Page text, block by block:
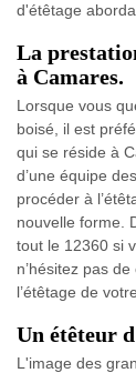
d'étêtage
La
à Camares.
Lorsque vous
boisé, il est
qui se réside à
d’une équipe
procéder à
nouvelle forme.
tout le 12360 si
n’hésitez pas
l’étêtage de
Un étêteur
L'image des